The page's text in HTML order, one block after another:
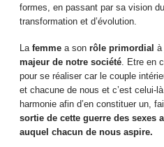
formes, en passant par sa vision
transformation et d’évolution.
Lafemme a sonrôle primordial à
majeur de notre société. Etre en
pour se réaliser car le couple
et chacune de nous et c’est celui-
harmonie afin d’en constituer un,
sortie de cette guerre des sexes
auquel chacun de nous aspire.